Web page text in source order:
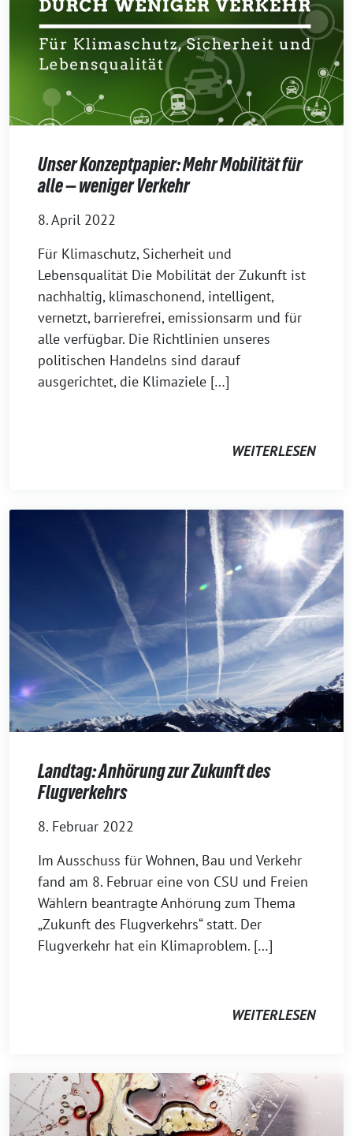
Unser Konzeptpapier: Mehr Mobilität für
alle — weniger Verkehr
8. April 2022
Für Klimaschutz, Sicherheit und
Lebensqualität Die Mobilität der Zukunft ist
nachhaltig, klimaschonend, intelligent,
vernetzt, barrierefrei, emissionsarm und für
alle verfügbar. Die Richtlinien unseres
politischen Handelns sind darauf
ausgerichtet, die Klimaziele […]
WEITERLESEN
Landtag: Anhörung zur Zukunft des
Flugverkehrs
8. Februar 2022
Im Ausschuss für Wohnen, Bau und Verkehr
fand am 8. Februar eine von CSU und Freien
Wählern beantragte Anhörung zum Thema
„Zukunft des Flugverkehrs“ statt. Der
Flugverkehr hat ein Klimaproblem. […]
WEITERLESEN